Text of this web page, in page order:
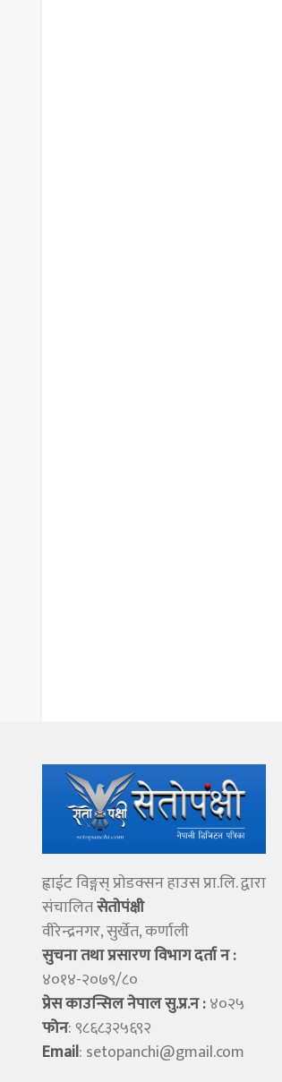
ह्वाईट विङ्गस् प्राेडक्सन हाउस प्रा.लि. द्वारा
संचालितसेताेपंक्षी
वीरेन्द्रनगर, सुर्खेत, कर्णाली
सुचना तथा प्रसारण विभाग दर्ता न :
४०१४-२०७९/८०
प्रेस काउन्सिल नेपाल सु.प्र.न :४०२५
फोन: ९८६८३२५६९२
Email: setopanchi@gmail.com